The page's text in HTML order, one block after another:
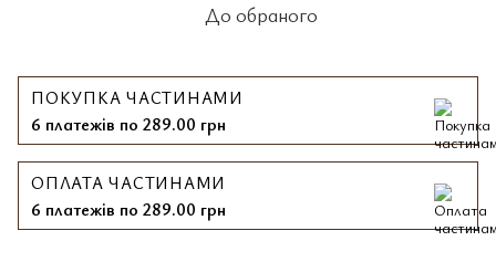
До обраного
ПОКУПКА ЧАСТИНАМИ
6 платежів по 289.00 грн
ОПЛАТА ЧАСТИНАМИ
6 платежів по 289.00 грн